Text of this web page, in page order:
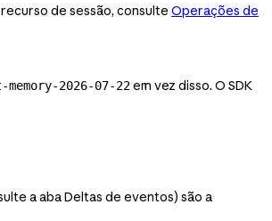
de sessão, consulte Operações de
memory-2026-07-22em vez disso. O SDK
a aba Deltas de eventos) são a